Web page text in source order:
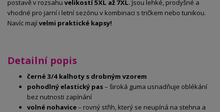
postavě v rozsahu velikostí 5XL až 7XL. Jsou lehké, prodyšné a
vhodné pro jarní i letní sezónu v kombinaci s tričkem nebo tunikou.
Navíc majívelmi praktické kapsy!
Detailní popis
černé 3/4 kalhoty s drobným vzorem
pohodlný elastický pas– široká guma usnadňuje oblékání
bez nutnosti zapínání
volné nohavice– rovný střih, který se neupíná na stehna a